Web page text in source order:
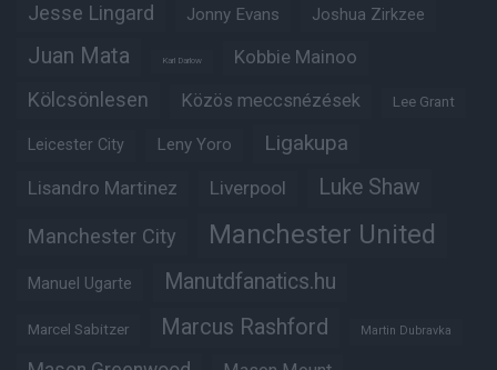
Jesse Lingard Jonny Evans Joshua Zirkzee
Juan Mata Karl Darlow Kobbie Mainoo
Kölcsönlesen Közös meccsnézések Lee Grant
Leicester City Leny Yoro Ligakupa
Lisandro Martinez Liverpool Luke Shaw
Manchester City Manchester United
Manuel Ugarte Manutdfanatics.hu
Marcel Sabitzer Marcus Rashford Martin Dubravka